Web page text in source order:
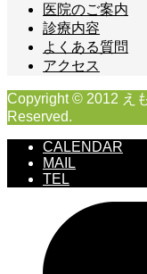
医院のご案内
診療内容
よくある質問
アクセス
Copyright © 2012 え
Reserved.
CALENDAR
MAIL
TEL